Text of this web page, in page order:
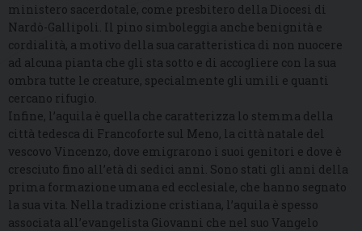
ministero sacerdotale, come presbitero della Diocesi di
Nardò-Gallipoli. Il pino simboleggia anche benignità e
cordialità, a motivo della sua caratteristica di non nuocere
ad alcuna pianta che gli sta sotto e di accogliere con la sua
ombra tutte le creature, specialmente gli umili e quanti
cercano rifugio.
Infine, l’aquila è quella che caratterizza lo stemma della
città tedesca di Francoforte sul Meno, la città natale del
vescovo Vincenzo, dove emigrarono i suoi genitori e dove è
cresciuto fino all’età di sedici anni. Sono stati gli anni della
prima formazione umana ed ecclesiale, che hanno segnato
la sua vita. Nella tradizione cristiana, l’aquila è spesso
associata all’evangelista Giovanni che nel suo Vangelo